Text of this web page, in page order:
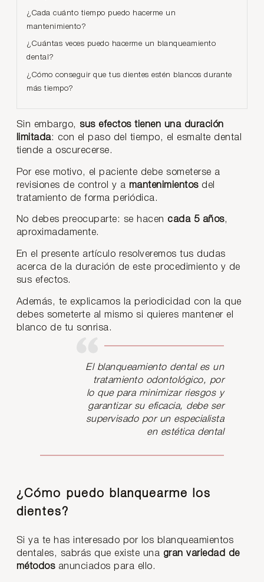
¿Cada cuánto tiempo puedo hacerme un
mantenimiento?
¿Cuántas veces puedo hacerme un blanqueamiento
dental?
¿Cómo conseguir que tus dientes estén blancos durante
más tiempo?
Sin embargo, sus efectos tienen una duración
limitada: con el paso del tiempo, el esmalte dental
tiende a oscurecerse.
Por ese motivo, el paciente debe someterse a
revisiones de control y a mantenimientosdel
tratamiento de forma periódica.
No debes preocuparte: se hacen cada 5 años,
aproximadamente.
En el presente artículo resolveremos tus dudas
acerca de la duración de este procedimiento y de
sus efectos.
Además, te explicamos la periodicidad con la que
debes someterte al mismo si quieres mantener el
blanco de tu sonrisa.
El blanqueamiento dental es un
tratamiento odontológico, por
lo que para minimizar riesgos y
garantizar su eficacia, debe ser
supervisado por un especialista
en estética dental
¿Cómo puedo blanquearme los
dientes?
Si ya te has interesado por los blanqueamientos
dentales, sabrás que existe una gran variedad de
métodosanunciados para ello.